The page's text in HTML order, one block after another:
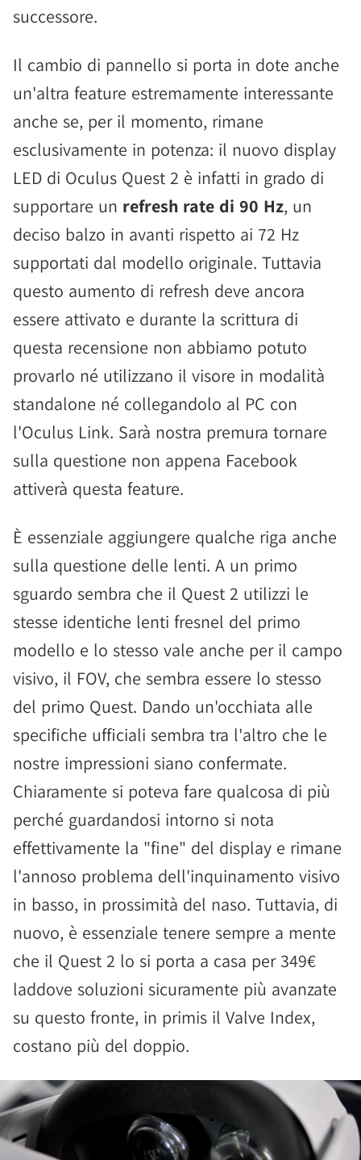
successore.
Il cambio di pannello si porta in dote anche
un'altra feature estremamente interessante
anche se, per il momento, rimane
esclusivamente in potenza: il nuovo display
LED di Oculus Quest 2 è infatti in grado di
supportare un refresh rate di 90 Hz, un
deciso balzo in avanti rispetto ai 72 Hz
supportati dal modello originale. Tuttavia
questo aumento di refresh deve ancora
essere attivato e durante la scrittura di
questa recensione non abbiamo potuto
provarlo né utilizzano il visore in modalità
standalone né collegandolo al PC con
l'Oculus Link. Sarà nostra premura tornare
sulla questione non appena Facebook
attiverà questa feature.
È essenziale aggiungere qualche riga anche
sulla questione delle lenti. A un primo
sguardo sembra che il Quest 2 utilizzi le
stesse identiche lenti fresnel del primo
modello e lo stesso vale anche per il campo
visivo, il FOV, che sembra essere lo stesso
del primo Quest. Dando un'occhiata alle
specifiche ufficiali sembra tra l'altro che le
nostre impressioni siano confermate.
Chiaramente si poteva fare qualcosa di più
perché guardandosi intorno si nota
effettivamente la "fine" del display e rimane
l'annoso problema dell'inquinamento visivo
in basso, in prossimità del naso. Tuttavia, di
nuovo, è essenziale tenere sempre a mente
che il Quest 2 lo si porta a casa per 349€
laddove soluzioni sicuramente più avanzate
su questo fronte, in primis il Valve Index,
costano più del doppio.